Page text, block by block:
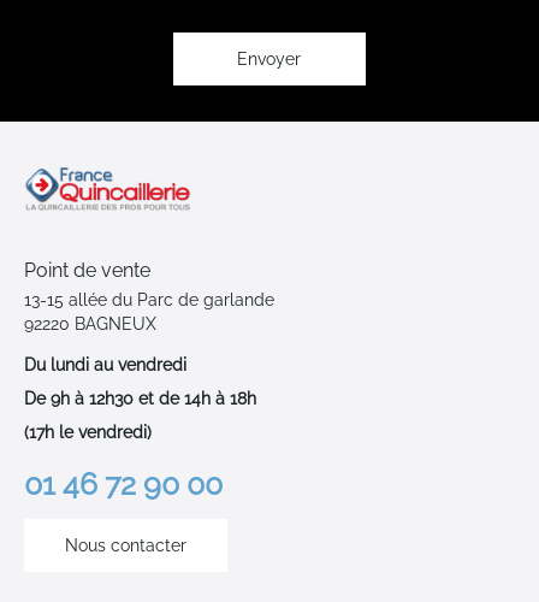
Envoyer
Point de vente
13-15 allée du Parc de garlande
92220 BAGNEUX
Du lundi au vendredi
De 9h à 12h30 et de 14h à 18h
(17h le vendredi)
01 46 72 90 00
Nous contacter